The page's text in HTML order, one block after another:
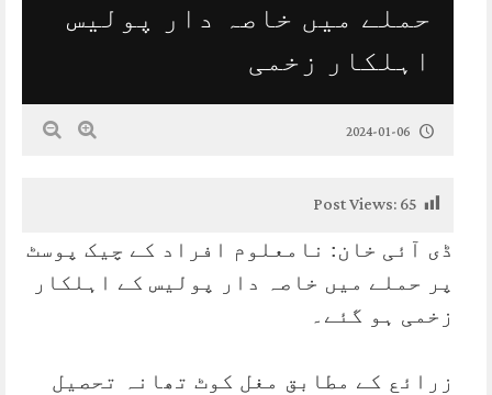
حملے میں خاصہ دار پولیس
اہلکار زخمی
2024-01-06
Post Views:65
ڈی آئی خان: نامعلوم افراد کے چیک پوسٹ
پر حملے میں خاصہ دار پولیس کے اہلکار
زخمی ہو گئے۔
زرائع کے مطابق مغل کوٹ تھانہ تحصیل